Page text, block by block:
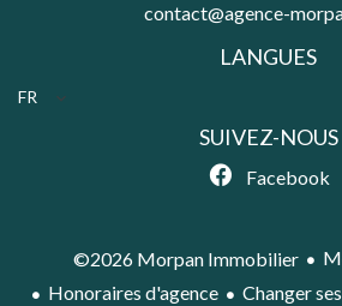
contact@agence-
LANGUES
FR
SUIVEZ-NOUS
Facebook
©2026 Morpan Immobilier
Honoraires d'agence
Changer